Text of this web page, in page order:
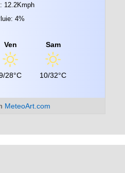
12.2Kmph
4%
Ven
28°C
Sam
10/32°C
MeteoArt.com